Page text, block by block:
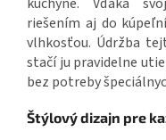
riešením aj do
vlhkosťou. Údržba
stačí ju pravidelne
bez potreby
Štýlový dizajn pre